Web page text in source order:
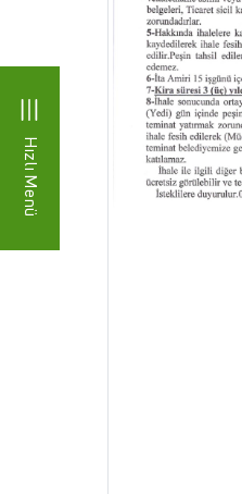
Hızlı Menü